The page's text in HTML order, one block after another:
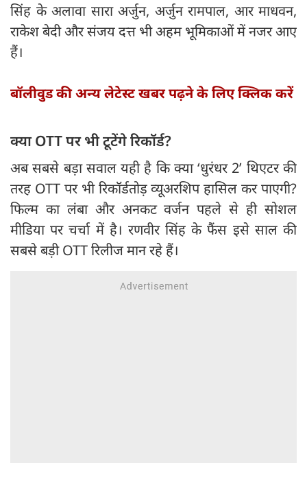
सिंह के अलावा सारा अर्जुन, अर्जुन रामपाल, आर माधवन,
राकेश बेदी और संजय दत्त भी अहम भूमिकाओं में नजर आए
हैं।
बॉलीवुड की अन्य लेटेस्ट खबर पढ़ने के लिए क्लिक करें
क्या OTT पर भी टूटेंगे रिकॉर्ड?
अब सबसे बड़ा सवाल यही है कि क्या ‘धुरंधर 2’ थिएटर की
तरह OTT पर भी रिकॉर्डतोड़ व्यूअरशिप हासिल कर पाएगी?
फिल्म का लंबा और अनकट वर्जन पहले से ही सोशल
मीडिया पर चर्चा में है। रणवीर सिंह के फैंस इसे साल की
सबसे बड़ी OTT रिलीज मान रहे हैं।